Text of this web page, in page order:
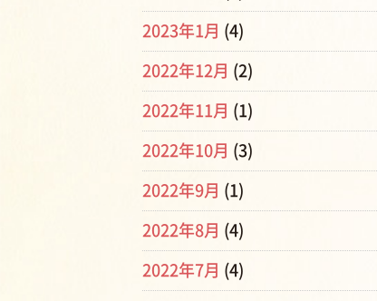
2023年1月 (4)
2022年12月 (2)
2022年11月 (1)
2022年10月 (3)
2022年9月 (1)
2022年8月 (4)
2022年7月 (4)